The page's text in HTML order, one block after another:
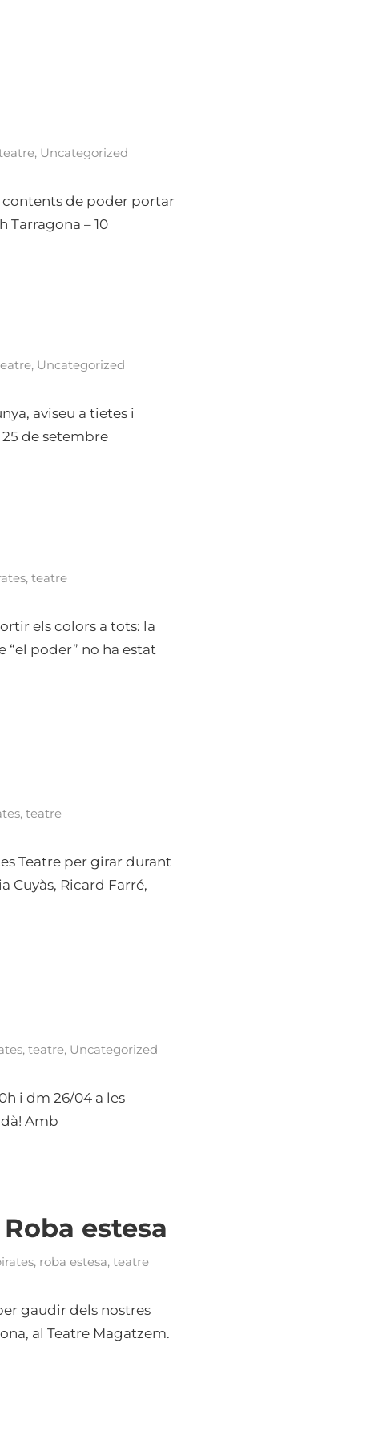
, Uncategorized
contents de poder portar
Tarragona – 10
, Uncategorized
aviseu a tietes i
25 de setembre
, teatre
els colors a tots: la
poder” no ha estat
, teatre
Teatre per girar durant
Cuyàs, Ricard Farré,
, teatre, Uncategorized
i dm 26/04 a les
Amb
estesa
, roba estesa, teatre
gaudir dels nostres
al Teatre Magatzem.